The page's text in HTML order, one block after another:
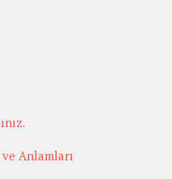
Anlamları